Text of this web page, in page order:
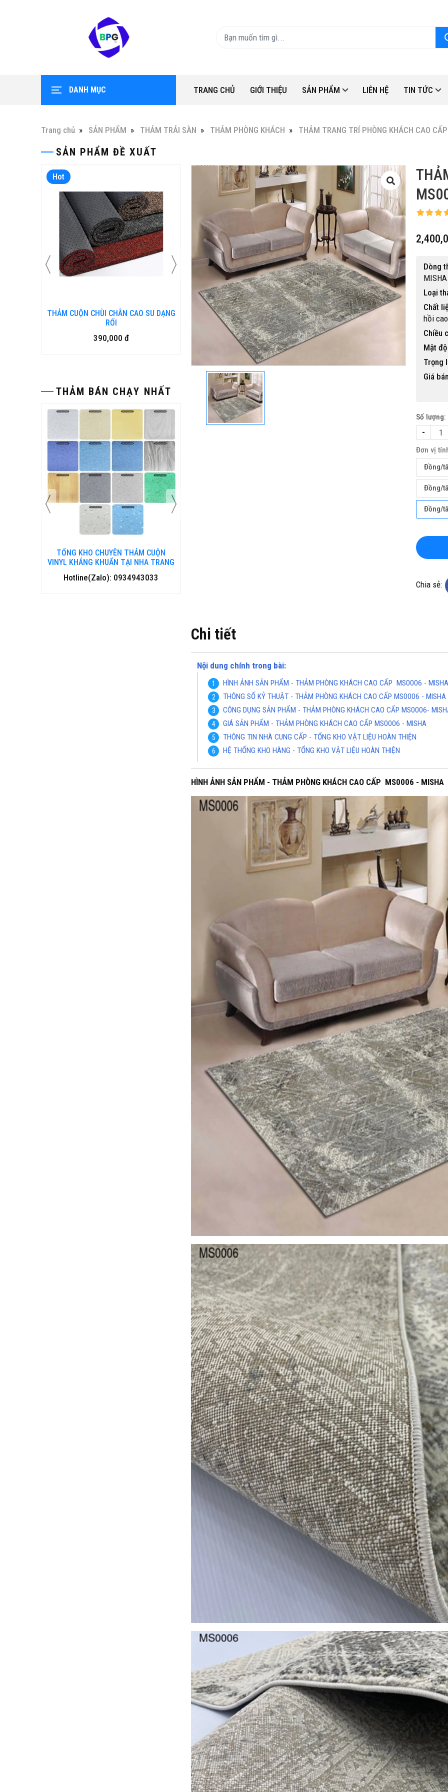
DANH MỤC TRANG CHỦ GIỚI THIỆU SẢN PHẨM LIÊN HỆ TIN TỨC
Trang chủ SẢN PHẨM THẢM TRẢI SÀN THẢM PHÒNG KHÁCH THẢM TRANG TRÍ PHÒNG KHÁCH CAO CẤP
SẢN PHẨM ĐỀ XUẤT
Hot
THẢM CUỘN CHÙI CHÂN CAO SU DẠNG
RỐI
390,000 đ
Bàn ghế gỗ nhựa ngoài trời BP-456
15,500,000 đ
THẢM BÁN CHẠY NHẤT
TỔNG KHO CHUYÊN THẢM CUỘN
VINYL KHÁNG KHUẨN TẠI NHA TRANG
Hotline(Zalo): 0934943033
TỔNG KHO CHUYÊN THẢM
VINYL KHÁNG KHUẨN TẠI HÀ
Hotline(Zalo): 0934943033
Dòng
MISHA
Loại
Chất
hồi
Chiều
Mật
Trọng
Giá
Số lượng:
-
Đơn vị
Đồng/
Đồng/
Đồng/
Chia sẻ:
Chi tiết
Nội dung chính trong bài:
HÌNH ẢNH SẢN PHẨM - THẢM PHÒNG KHÁCH CAO CẤP MS0006 - MISHA
THÔNG SỐ KỶ THUẬT - THẢM PHÒNG KHÁCH CAO CẤP MS0006 - MISHA
CÔNG DỤNG SẢN PHẨM - THẢM PHÒNG KHÁCH CAO CẤP MS0006-
GIÁ SẢN PHẨM - THẢM PHÒNG KHÁCH CAO CẤP MS0006 - MISHA
THÔNG TIN NHÀ CUNG CẤP - TỔNG KHO VẬT LIỆU HOÀN THIỆN
HỆ THỐNG KHO HÀNG - TỔNG KHO VẬT LIỆU HOÀN THIỆN
HÌNH ẢNH SẢN PHẨM - THẢM PHÒNG KHÁCH CAO CẤP MS0006 - MISHA